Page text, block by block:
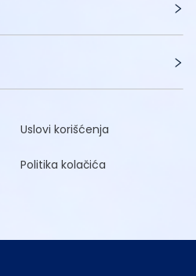
Uslovi korišćenja
Politika kolačića